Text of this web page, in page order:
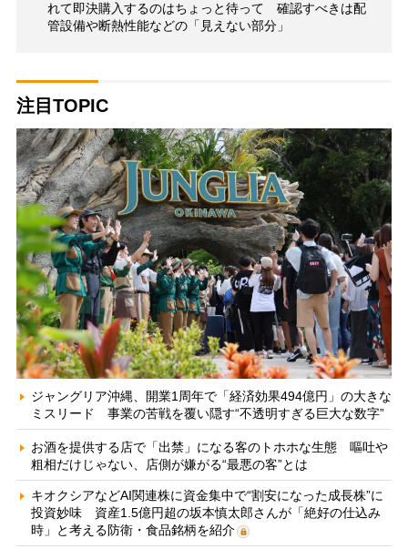
れて即決購入するのはちょっと待って 確認すべきは配
管設備や断熱性能などの「見えない部分」
注目TOPIC
ジャングリア沖縄、開業1周年で「経済効果494億円」の大きな
ミスリード 事業の苦戦を覆い隠す“不透明すぎる巨大な数字”
お酒を提供する店で「出禁」になる客のトホホな生態 嘔吐や
粗相だけじゃない、店側が嫌がる“最悪の客”とは
キオクシアなどAI関連株に資金集中で“割安になった成長株”に
投資妙味 資産1.5億円超の坂本慎太郎さんが「絶好の仕込み
時」と考える防衛・食品銘柄を紹介